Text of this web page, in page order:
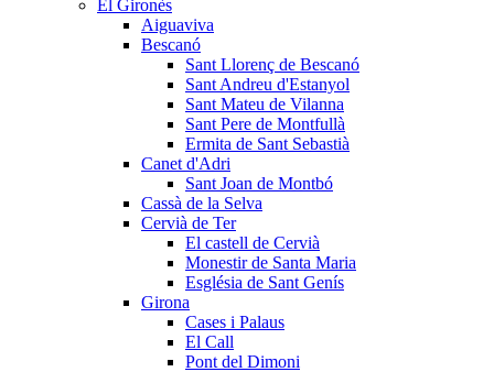
El Gironès
Aiguaviva
Bescanó
Sant Llorenç de Bescanó
Sant Andreu d'Estanyol
Sant Mateu de Vilanna
Sant Pere de Montfullà
Ermita de Sant Sebastià
Canet d'Adri
Sant Joan de Montbó
Cassà de la Selva
Cervià de Ter
El castell de Cervià
Monestir de Santa Maria
Església de Sant Genís
Girona
Cases i Palaus
El Call
Pont del Dimoni